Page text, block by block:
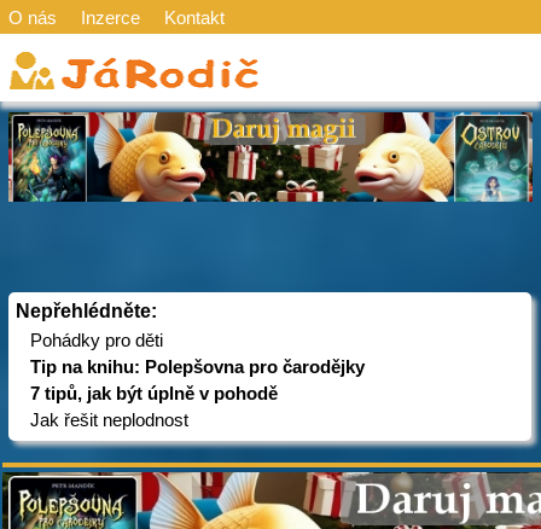
O nás Inzerce Kontakt
Nepřehlédněte:
Pohádky pro děti
Tip na knihu: Polepšovna pro čarodějky
7 tipů, jak být úplně v pohodě
Jak řešit neplodnost